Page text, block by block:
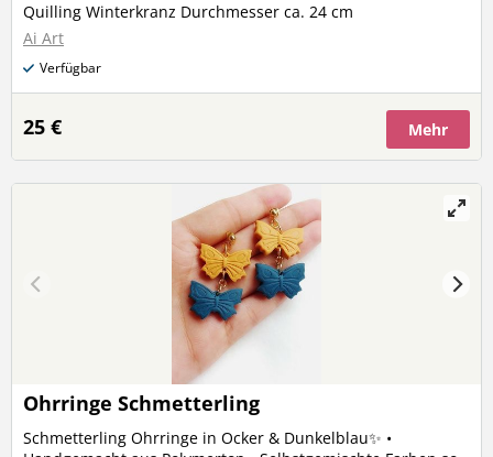
Quilling Winterkranz Durchmesser ca. 24 cm
Ai Art
Verfügbar
25 € Mehr
Ohrringe Schmetterling
Schmetterling Ohrringe in Ocker & Dunkelblau✨️ •